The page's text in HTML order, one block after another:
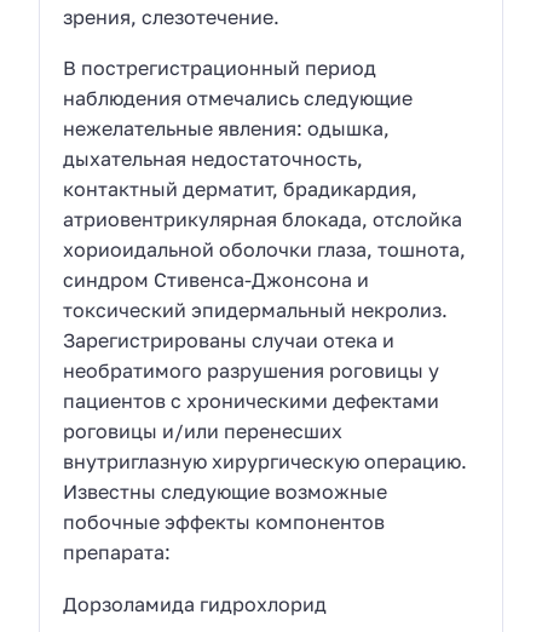
зрения, слезотечение.
В пострегистрационный период
наблюдения отмечались следующие
нежелательные явления: одышка,
дыхательная недостаточность,
контактный дерматит, брадикардия,
атриовентрикулярная блокада, отслойка
хориоидальной оболочки глаза, тошнота,
синдром Стивенса-Джонсона и
токсический эпидермальный некролиз.
Зарегистрированы случаи отека и
необратимого разрушения роговицы у
пациентов с хроническими дефектами
роговицы и/или перенесших
внутриглазную хирургическую операцию.
Известны следующие возможные
побочные эффекты компонентов
препарата:
Дорзоламида гидрохлорид